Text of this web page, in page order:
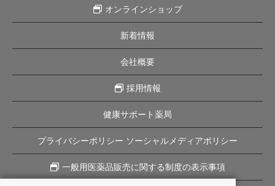
オンラインショップ
新着情報
会社概要
採用情報
健康サポート薬局
プライバシーポリシー ソーシャルメディアポリシー
一般用医薬品販売に関する制度の表示事項